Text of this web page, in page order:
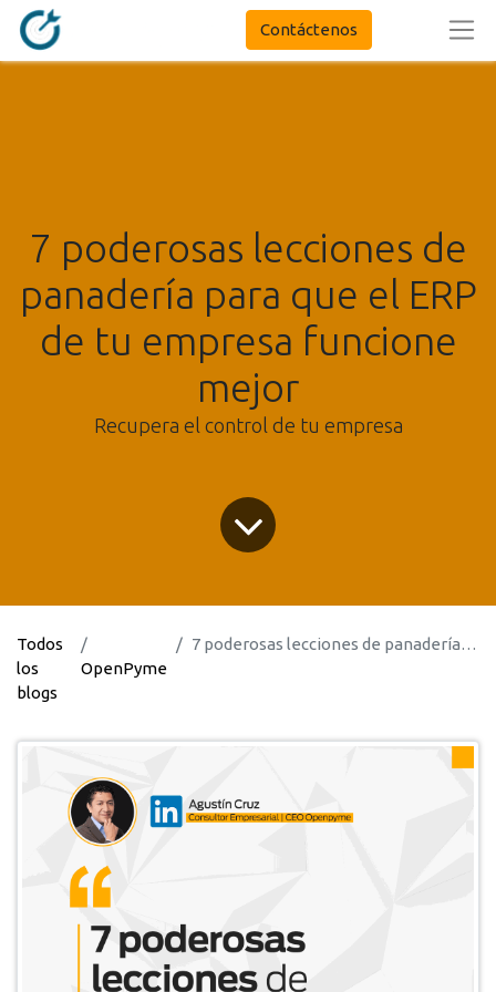
Contáctenos
7 poderosas lecciones de
panadería para que el ERP
de tu empresa funcione
mejor
Recupera el control de tu empresa
Todos
los
blogs
OpenPyme
7 poderosas lecciones de panadería para que el ERP de tu empresa funcione mejor